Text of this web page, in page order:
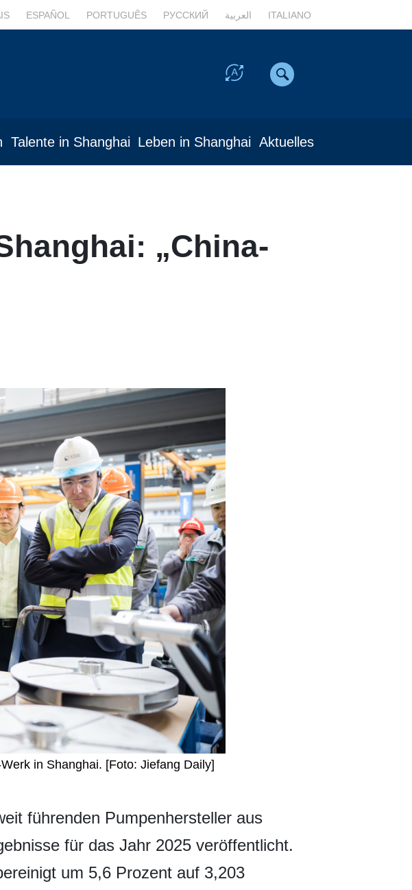
ESPAÑOL PORTUGUÊS РУССКИЙ العربية ITALIANO
Talente in Shanghai Leben in Shanghai Aktuelles
„China-
in Shanghai. [Foto: Jiefang Daily]
führenden Pumpenhersteller aus
für das Jahr 2025 veröffentlicht.
um 5,6 Prozent auf 3,203